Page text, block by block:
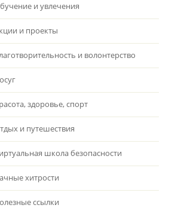
и увлечения
и проекты
и волонтерство
здоровье, спорт
и путешествия
школа безопасности
хитрости
ссылки